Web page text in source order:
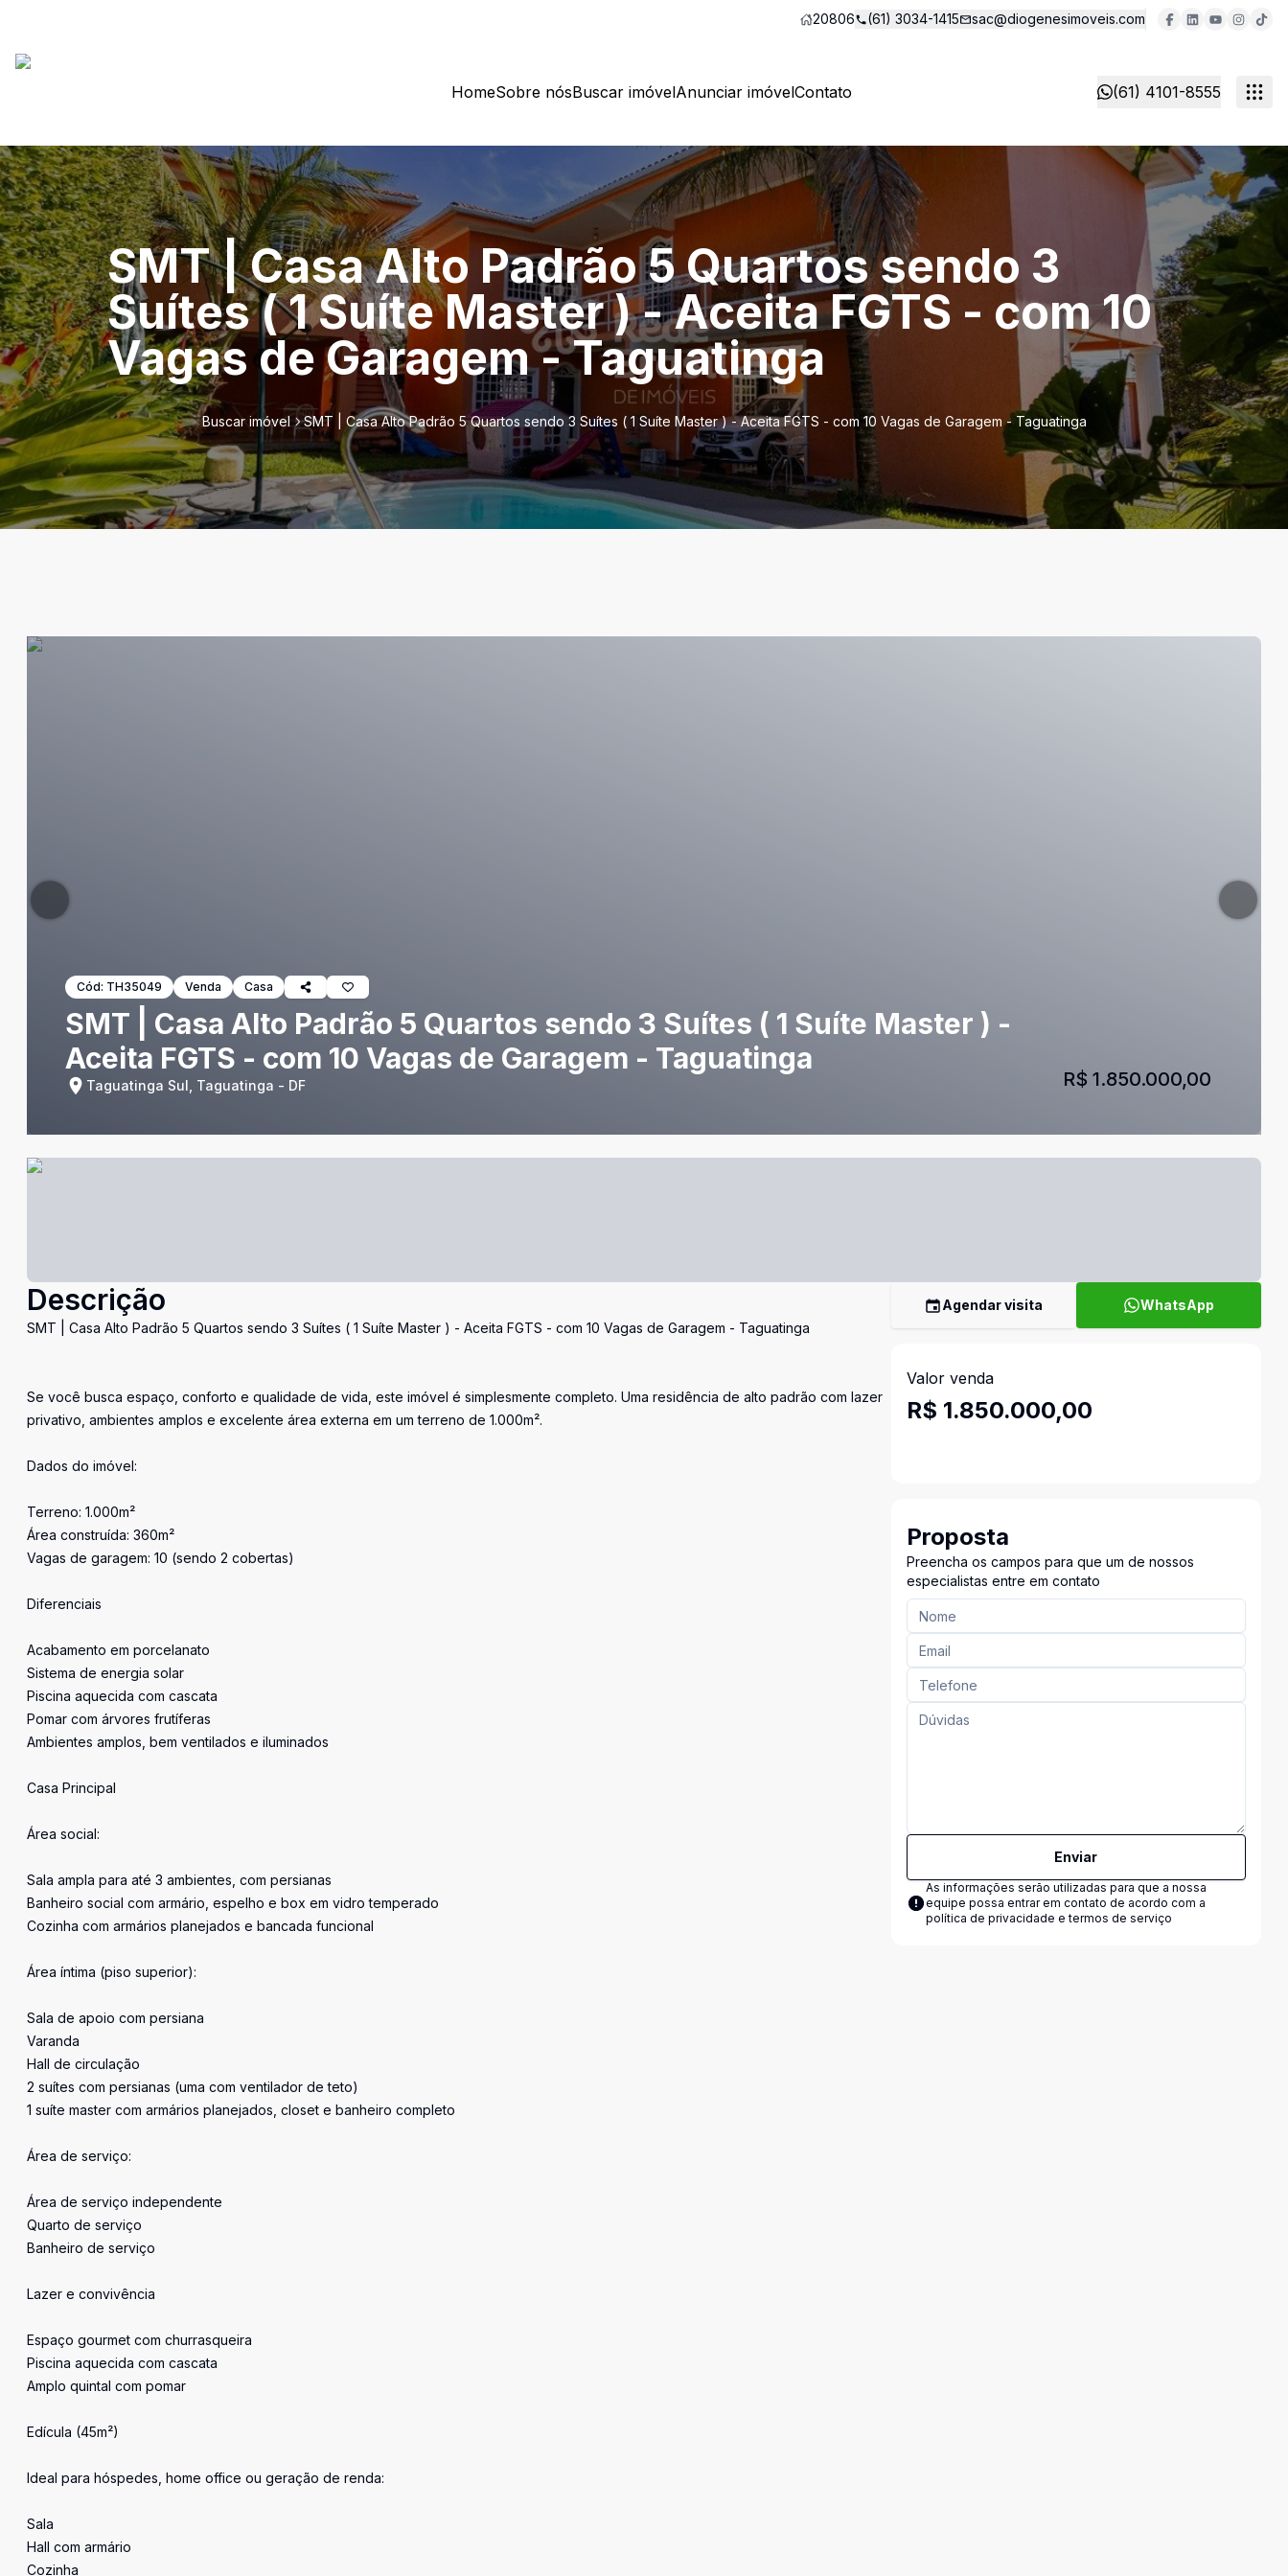
20806 (61) 3034-1415 sac@diogenesimoveis.com
HomeSobre nósBuscar imóvelAnunciar imóvelContato (61) 4101-8555
SMT | Casa Alto Padrão 5 Quartos sendo 3
Suítes ( 1 Suíte Master ) - Aceita FGTS - com 10
Vagas de Garagem - Taguatinga
Buscar imóvel SMT | Casa Alto Padrão 5 Quartos sendo 3 Suítes ( 1 Suíte Master ) - Aceita FGTS - com 10 Vagas de Garagem - Taguatinga
Cód: TH35049 Venda Casa
SMT | Casa Alto Padrão 5 Quartos sendo 3 Suítes ( 1 Suíte Master ) -
Aceita FGTS - com 10 Vagas de Garagem - Taguatinga
Taguatinga Sul, Taguatinga - DF R$ 1.850.000,00
Descrição
SMT | Casa Alto Padrão 5 Quartos sendo 3 Suítes ( 1 Suíte Master ) - Aceita FGTS - com 10 Vagas de Garagem - Taguatinga
Se você busca espaço, conforto e qualidade de vida, este imóvel é simplesmente completo. Uma residência de alto padrão com lazer
privativo, ambientes amplos e excelente área externa em um terreno de 1.000m².
Dados do imóvel:
Terreno: 1.000m²
Área construída: 360m²
Vagas de garagem: 10 (sendo 2 cobertas)
Diferenciais
Acabamento em porcelanato
Sistema de energia solar
Piscina aquecida com cascata
Pomar com árvores frutíferas
Ambientes amplos, bem ventilados e iluminados
Casa Principal
Área social:
Sala ampla para até 3 ambientes, com persianas
Banheiro social com armário, espelho e box em vidro temperado
Cozinha com armários planejados e bancada funcional
Área íntima (piso superior):
Sala de apoio com persiana
Varanda
Hall de circulação
2 suítes com persianas (uma com ventilador de teto)
1 suíte master com armários planejados, closet e banheiro completo
Área de serviço:
Área de serviço independente
Quarto de serviço
Banheiro de serviço
Lazer e convivência
Espaço gourmet com churrasqueira
Piscina aquecida com cascata
Amplo quintal com pomar
Edícula (45m²)
Ideal para hóspedes, home office ou geração de renda:
Sala
Hall com armário
Cozinha
Agendar visita WhatsApp
Valor venda
R$ 1.850.000,00
Proposta
Preencha os campos para que um de nossos
especialistas entre em contato
Enviar
As informações serão utilizadas para que a nossa
equipe possa entrar em contato de acordo com a
política de privacidade e termos de serviço